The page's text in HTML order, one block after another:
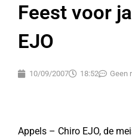
Feest voor
EJO
10/09/2007 18:52 Geen
Appels – Chiro EJO, de